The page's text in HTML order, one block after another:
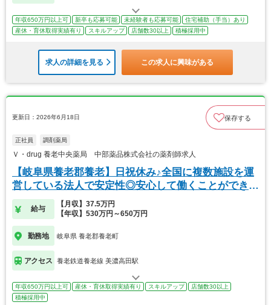
年収650万円以上可 新卒も応募可能 未経験者も応募可能
住宅補助（手当）あり
産休・育休取得実績有り
スキルアップ 店舗数30以上 積極採用中
求人の詳細を見る この求人に興味がある
更新日：2026年6月18日 保存する
正社員 調剤薬局
Ｖ・drug 養老中央薬局 中部薬品株式会社の薬剤師求人
【岐阜県養老郡養老】日祝休み♪全国に複数施設を運
営している法人で安定性◎安心して働くことができま
す。
給与
【月収】37.5万円
【年収】530万円～650万円
勤務地 岐阜県 養老郡養老町
アクセス 養老鉄道養老線 美濃高田駅
年収650万円以上可 産休・育休取得実績有り スキルアップ
店舗数30以上
積極採用中